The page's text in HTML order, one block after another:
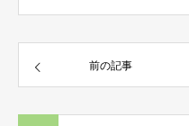
前の記事